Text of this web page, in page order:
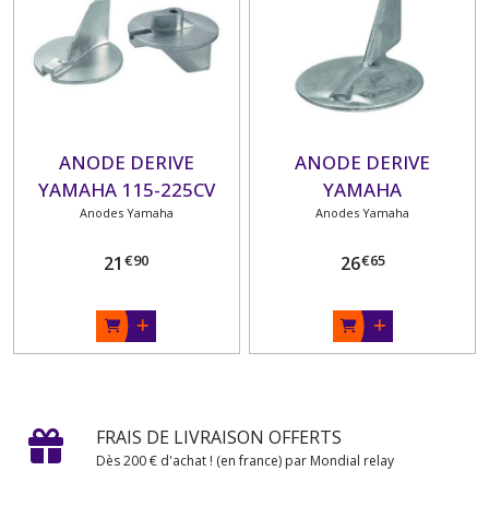
ANODE DERIVE
YAMAHA 115-225CV
Anodes Yamaha
21 €90
ANODE DERIVE
YAMAHA
150/175/200/225CV
Anodes Yamaha
26€65
FRAIS DE LIVRAISON OFFERTS
Dès 200 € d'achat ! (en france) par Mondial relay